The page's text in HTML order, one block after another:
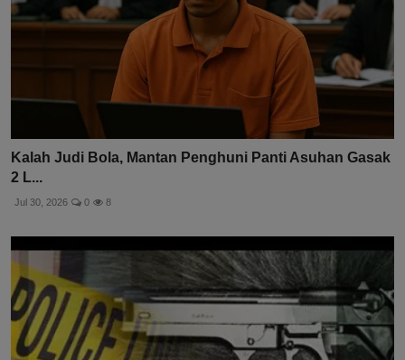
Kalah Judi Bola, Mantan Penghuni Panti Asuhan Gasak
2 L...
Jul 30, 2026 0 8